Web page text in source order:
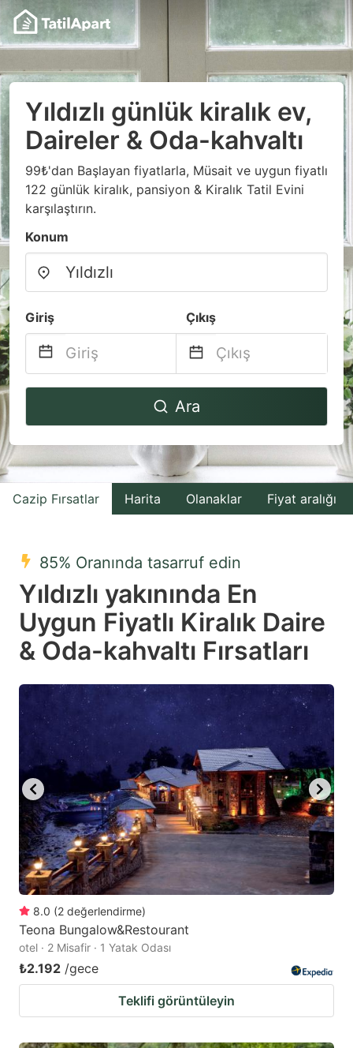
Yıldızlı günlük kiralık ev,
Daireler & Oda-kahvaltı
99₺'dan Başlayan fiyatlarla, Müsait ve uygun fiyatlı
122 günlük kiralık, pansiyon & Kiralık Tatil Evini
karşılaştırın.
Konum
Giriş Çıkış
Navigate
to
interact
the
select
a
date.
Press
question
mark
key
to
the
keyboard
shortcuts
for
changing
dates.
Navigate
to
interact
with
the
select
a
date.
Press
question
mark
key
to
get
the
keyboard
shortcuts
for
Ara
Cazip Fırsatlar Harita Olanaklar Fiyat aralığı
85% Oranında tasarruf edin
Yıldızlı yakınında En
Uygun Fiyatlı Kiralık Daire
& Oda-kahvaltı Fırsatları
8.0 (2 değerlendirme)
Teona Bungalow&Restourant
otel · 2 Misafir · 1 Yatak Odası
₺2.192 /gece
Teklifi görüntüleyin